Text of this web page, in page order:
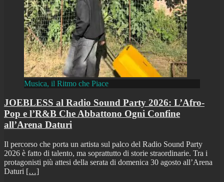
Musica, il Ritmo che Piace
JOEBLESS al Radio Sound Party 2026: L’Afro-
Pop e l’R&B Che Abbattono Ogni Confine
all’Arena Daturi
Il percorso che porta un artista sul palco del Radio Sound Party
2026 è fatto di talento, ma soprattutto di storie straordinarie. Tra i
protagonisti più attesi della serata di domenica 30 agosto all’Arena
Daturi […]